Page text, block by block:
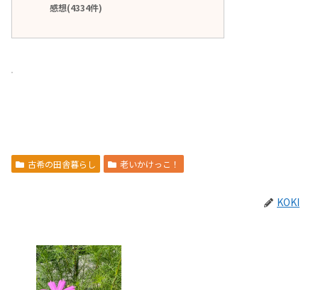
感想(4334件)
古希の田舎暮らし 老いかけっこ！
KOKI